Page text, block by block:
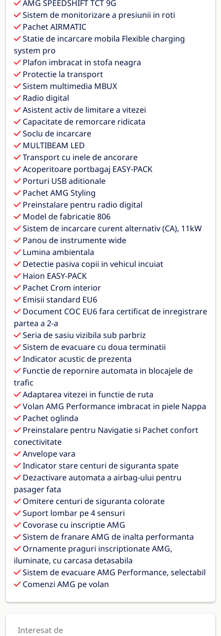
AMG SPEEDSHIFT TCT 9G
Sistem de monitorizare a presiunii in roti
Pachet AIRMATIC
Statie de incarcare mobila Flexible charging
system pro
Plafon imbracat in stofa neagra
Protectie la transport
Sistem multimedia MBUX
Radio digital
Asistent activ de limitare a vitezei
Capacitate de remorcare ridicata
Soclu de incarcare
MULTIBEAM LED
Transport cu inele de ancorare
Acoperitoare portbagaj EASY-PACK
Porturi USB aditionale
Pachet AMG Styling
Preinstalare pentru radio digital
Model de fabricatie 806
Sistem de incarcare curent alternativ (CA), 11kW
Panou de instrumente wide
Lumina ambientala
Detectie pasiva copii in vehicul incuiat
Haion EASY-PACK
Pachet Crom interior
Emisii standard EU6
Document COC EU6 fara certificat de inregistrare
partea a 2-a
Seria de sasiu vizibila sub parbriz
Sistem de evacuare cu doua terminatii
Indicator acustic de prezenta
Functie de repornire automata in blocajele de
trafic
Adaptarea vitezei in functie de ruta
Volan AMG Performance imbracat in piele Nappa
Pachet oglinda
Preinstalare pentru Navigatie si Pachet confort
conectivitate
Anvelope vara
Indicator stare centuri de siguranta spate
Dezactivare automata a airbag-ului pentru
pasager fata
Omitere centuri de siguranta colorate
Suport lombar pe 4 sensuri
Covorase cu inscriptie AMG
Sistem de franare AMG de inalta performanta
Ornamente praguri inscriptionate AMG,
iluminate, cu carcasa detasabila
Sistem de evacuare AMG Performance, selectabil
Comenzi AMG pe volan
Interesat de